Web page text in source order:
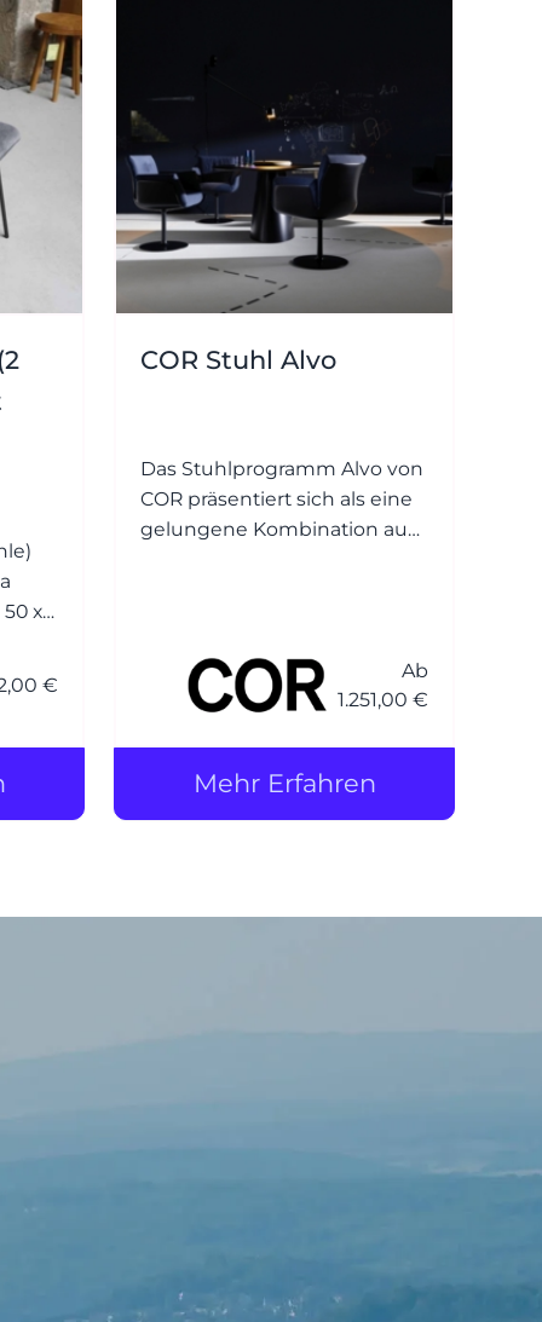
Di.-Fr.
Uhr
Sa.
10-17
Uhr
Königswinterer
Str. 319
53639
Königswinter-
Ittenbach
50 x
/
€
COR Stuhl Alvo
Das Stuhlprogramm Alvo von
COR präsentiert sich als eine
gelungene Kombination aus
Sitzpolstern verleiht der Alvo
Stuhl jedem Essbereich eine
Ab
1.251,00 €
Mehr Erfahren